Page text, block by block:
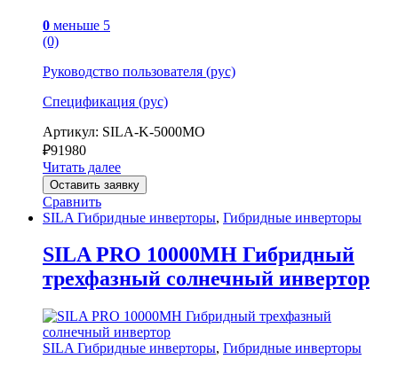
0 меньше 5
(0)
Руководство пользователя (рус)
Спецификация (рус)
Артикул: SILA-K-5000MO
₽91980
Читать далее
Оставить заявку
Сравнить
SILA Гибридные инверторы, Гибридные инверторы
SILA PRO 10000MH Гибридный
трехфазный солнечный инвертор
SILA Гибридные инверторы, Гибридные инверторы